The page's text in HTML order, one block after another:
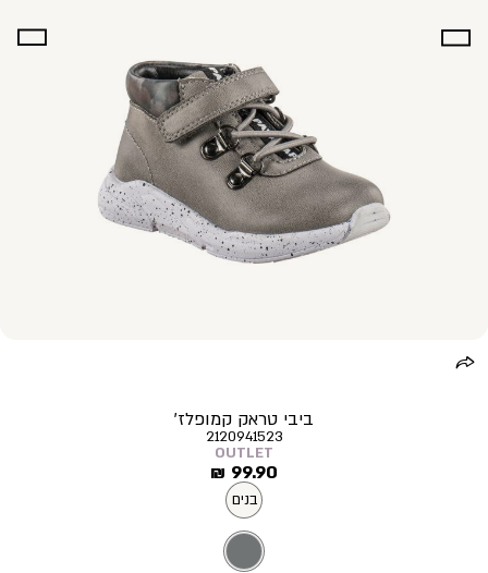
ביבי טראק קמופלז’
2120941523
OUTLET
מחיר
מוצר
99.90 ₪
בנים